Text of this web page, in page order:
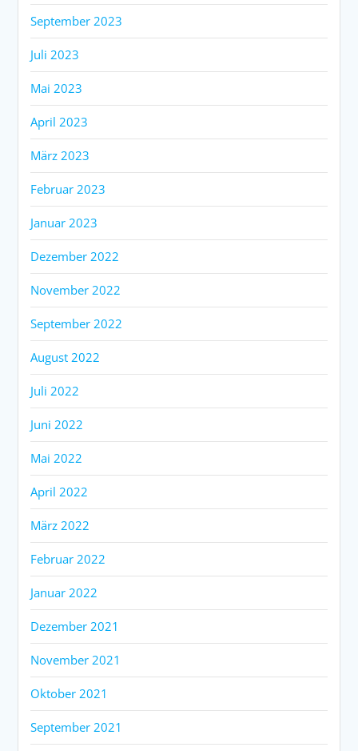
September 2023
Juli 2023
Mai 2023
April 2023
März 2023
Februar 2023
Januar 2023
Dezember 2022
November 2022
September 2022
August 2022
Juli 2022
Juni 2022
Mai 2022
April 2022
März 2022
Februar 2022
Januar 2022
Dezember 2021
November 2021
Oktober 2021
September 2021